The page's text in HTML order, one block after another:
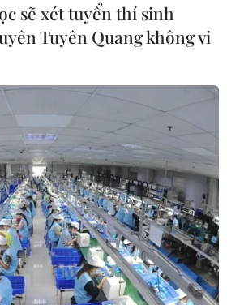
việc chế tạo tàu quân sự
sẽ xét tuyển thí sinh
Tuyên Quang không vi